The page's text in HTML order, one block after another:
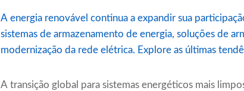
A energia renovável continua a expandir sua
sistemas de armazenamento de energia, soluções de
modernização da rede elétrica. Explore as últimas
A transição global para sistemas energéticos mais